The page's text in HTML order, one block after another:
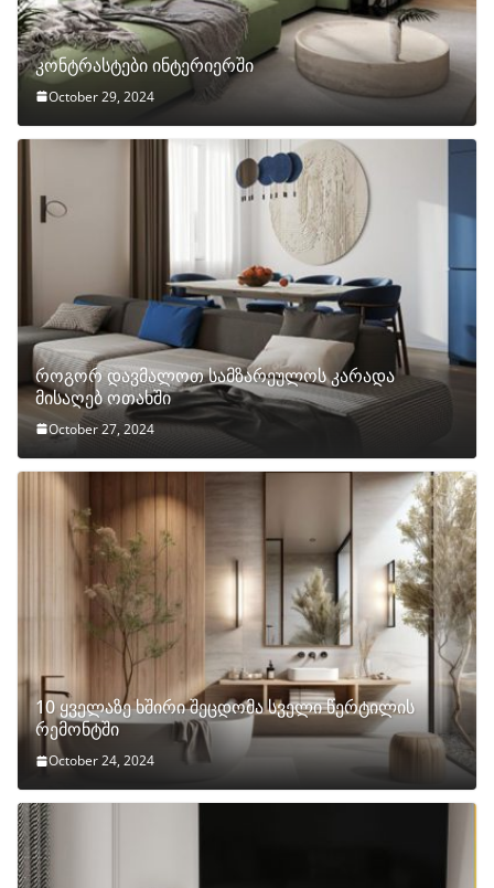
კონტრასტები ინტერიერში
October 29, 2024
როგორ დავმალოთ სამზარეულოს კარადა
მისაღებ ოთახში
October 27, 2024
10 ყველაზე ხშირი შეცდომა სველი წერტილის
რემონტში
October 24, 2024